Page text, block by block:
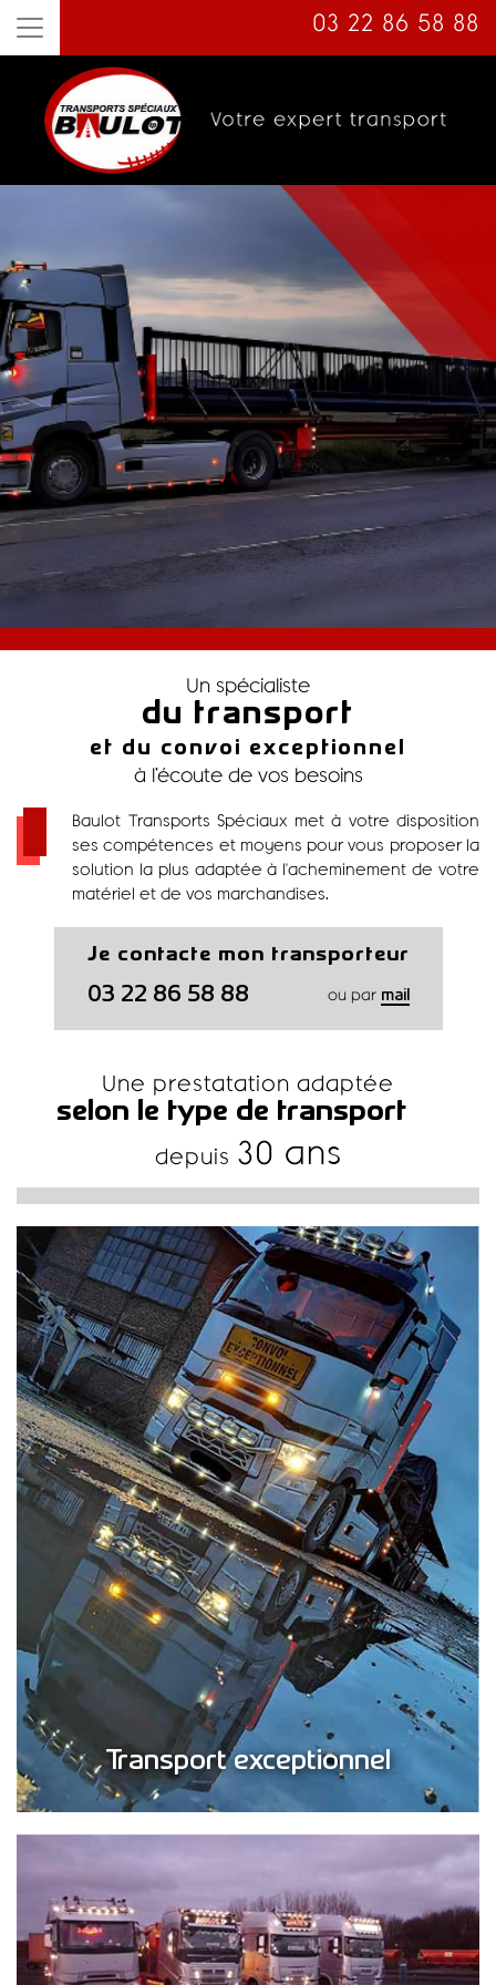
03 22 86 58 88
Un spécialiste
du transport
et du convoi exceptionnel
à l’écoute de vos besoins
Baulot Transports Spéciaux met à votre disposition
ses compétences et moyens pour vous proposer la
solution la plus adaptée à l'acheminement de votre
matériel et de vos marchandises.
Je contacte mon transporteur
03 22 86 58 88 ou par mail
Une prestatation adaptée
selon le type de transport
depuis 30 ans
Transport exceptionnel